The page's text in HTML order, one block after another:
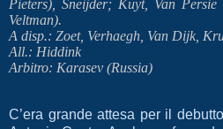
Pieters), Sneijder; Kuyt, Van
Veltman).
A disp.: Zoet, Verhaegh, Van Dijk,
All.: Hiddink
Arbitro: Karasev (Russia)
C’era grande attesa per il